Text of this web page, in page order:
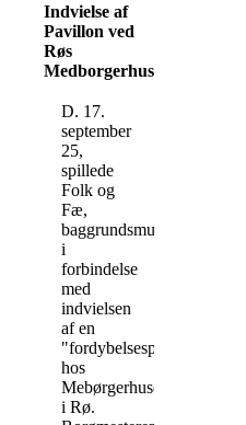
Indvielse af
Pavillon ved
Røs
Medborgerhus
D. 17.
september
25,
spillede
Folk og
Fæ,
baggrundsmusik
i
forbindelse
med
indvielsen
af en
"fordybelsespavillon"
hos
Mebørgerhuset
i Rø.